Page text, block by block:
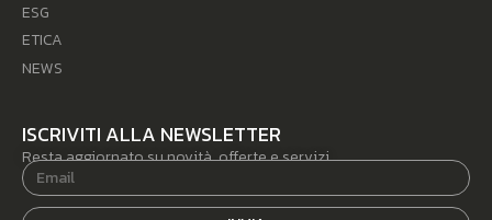
ESG
ETICA
NEWS
ISCRIVITI ALLA NEWSLETTER
Resta aggiornato su novità, offerte e servizi.